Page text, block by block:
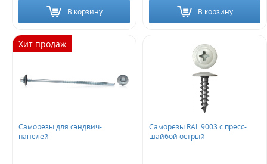
В корзину В корзину
Хит продаж
Саморезы для сэндвич-
панелей
Саморезы RAL 9003 с пресс-
шайбой острый